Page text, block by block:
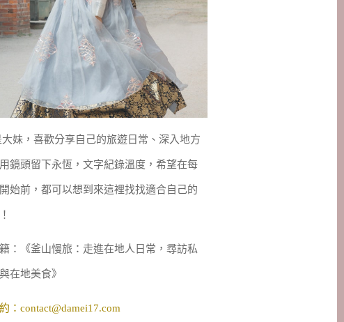
妹，喜歡分享自己的旅遊日常、深入地方
鏡頭留下永恆，文字紀錄溫度，希望在每
始前，都可以想到來這裡找找適合自己的
：《釜山慢旅：走進在地人日常，尋訪私
在地美食》
： contact@damei17.com